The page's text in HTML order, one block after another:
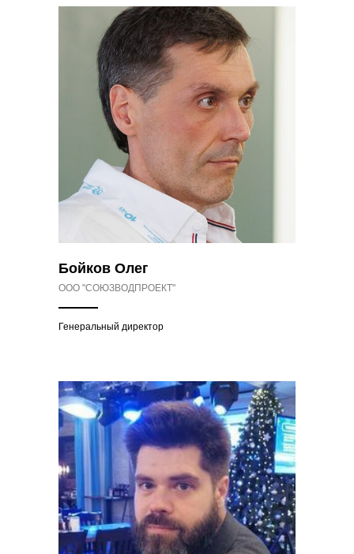
Бойков Олег
ООО "СОЮЗВОДПРОЕКТ"
Генеральный директор